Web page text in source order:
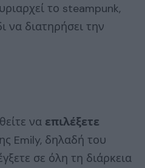
το steampunk,
να διατηρήσει την
να επιλέξετε
Emily, δηλαδή του
σε όλη τη διάρκεια